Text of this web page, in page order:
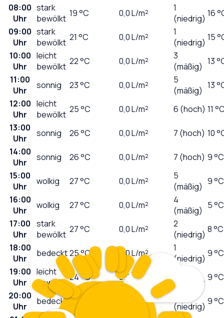
08:00
Uhr
stark
bewölkt 19°C 0,0L/m²
1
(niedrig) 16
09:00
Uhr
stark
bewölkt 21 °C 0,0L/m²
1
(niedrig) 15
10:00
Uhr
leicht
bewölkt 22°C 0,0L/m²
3
(mäßig) 13
11:00
Uhr
sonnig 23°C 0,0L/m²
5
(mäßig) 13
12:00
Uhr
leicht
bewölkt 25°C 0,0L/m² 6 (hoch) 11
13:00
Uhr
sonnig 26°C 0,0L/m² 7 (hoch) 10
14:00
Uhr
sonnig 26°C 0,0L/m² 7 (hoch) 9 °C
15:00
Uhr
wolkig 27°C 0,0L/m²
5
(mäßig) 9 °C
16:00
Uhr
wolkig 27°C 0,0L/m²
4
(mäßig) 5 °C
17:00
Uhr
stark
bewölkt 27°C 0,0L/m²
2
(niedrig) 8 °C
18:00
Uhr
bedeckt25°C 0,0L/m²
1
(niedrig) 9 °C
19:00
Uhr
leicht
bewölkt 24°C 0,0 L/m²
(niedrig) 9 °C
20:00
Uhr
bedeckt23°C L/m²
(niedrig) 9 °C